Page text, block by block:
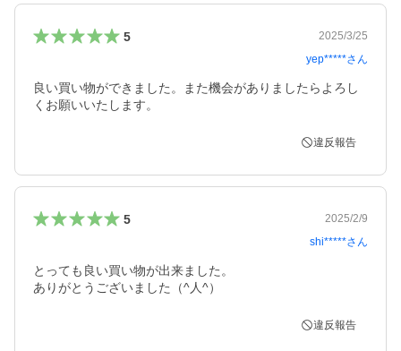
5
2025/3/25
yep*****さん
良い買い物ができました。また機会がありましたらよろし
くお願いいたします。
違反報告
5
2025/2/9
shi*****さん
とっても良い買い物が出来ました。
ありがとうございました（^人^）
違反報告